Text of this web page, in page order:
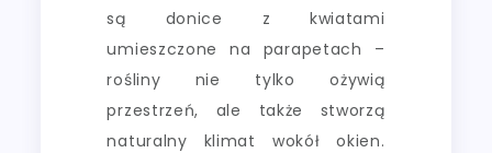
są donice z kwiatami
umieszczone na parapetach –
rośliny nie tylko ożywią
przestrzeń, ale także stworzą
naturalny klimat wokół okien.